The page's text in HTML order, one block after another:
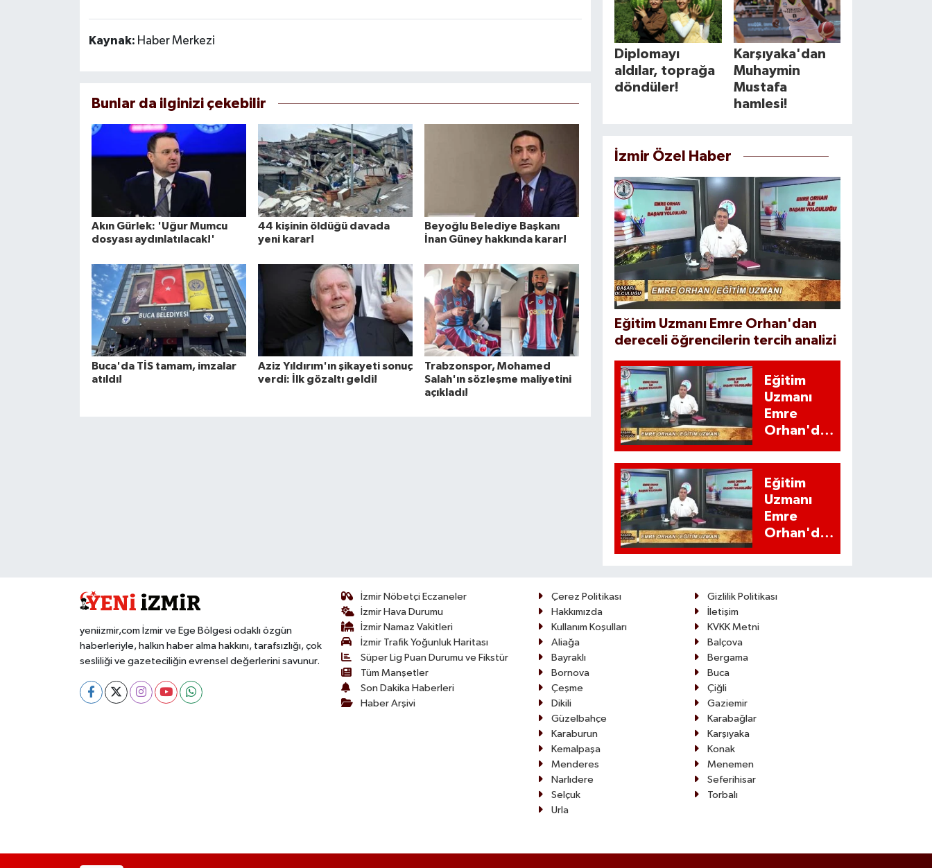
Kaynak: Haber Merkezi
Bunlar da ilginizi çekebilir
Akın Gürlek: 'Uğur Mumcu
dosyası aydınlatılacak!'
44 kişinin öldüğü davada
yeni karar!
Beyoğlu Belediye Başkanı
İnan Güney hakkında karar!
Buca'da TİS tamam, imzalar
atıldı!
Aziz Yıldırım'ın şikayeti sonuç
verdi: İlk gözaltı geldi!
Trabzonspor, Mohamed
Salah'ın sözleşme maliyetini
açıkladı!
Diplomayı
aldılar, toprağa
döndüler!
Karşıyaka'dan
Muhaymin
Mustafa
hamlesi!
İzmir Özel Haber
Eğitim Uzmanı Emre Orhan'dan
dereceli öğrencilerin tercih analizi
Eğitim
Uzmanı
Emre
Orhan'dan
adaylarına
'İstatistiki'
uyarı
Eğitim
Uzmanı
Emre
Orhan'dan
'Tercihi üst
yeniizmir,com İzmir ve Ege Bölgesi odaklı özgün
haberleriyle, halkın haber alma hakkını, tarafsızlığı, çok
sesliliği ve gazeteciliğin evrensel değerlerini savunur.
İzmir Nöbetçi Eczaneler
İzmir Hava Durumu
İzmir Namaz Vakitleri
İzmir Trafik Yoğunluk Haritası
Süper Lig Puan Durumu ve Fikstür
Tüm Manşetler
Son Dakika Haberleri
Haber Arşivi
Çerez Politikası
Gizlilik Politikası
Hakkımızda
İletişim
Kullanım Koşulları
KVKK Metni
Aliağa
Balçova
Bayraklı
Bergama
Bornova
Buca
Çeşme
Çiğli
Dikili
Gaziemir
Güzelbahçe
Karabağlar
Karaburun
Karşıyaka
Kemalpaşa
Konak
Menderes
Menemen
Narlıdere
Seferihisar
Selçuk
Torbalı
Urla